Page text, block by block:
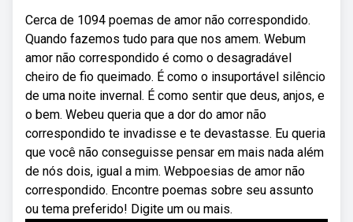
Cerca de 1094 poemas de amor não correspondido.
Quando fazemos tudo para que nos amem. Webum
amor não correspondido é como o desagradável
cheiro de fio queimado. É como o insuportável silêncio
de uma noite invernal. É como sentir que deus, anjos, e
o bem. Webeu queria que a dor do amor não
correspondido te invadisse e te devastasse. Eu queria
que você não conseguisse pensar em mais nada além
de nós dois, igual a mim. Webpoesias de amor não
correspondido. Encontre poemas sobre seu assunto
ou tema preferido! Digite um ou mais.